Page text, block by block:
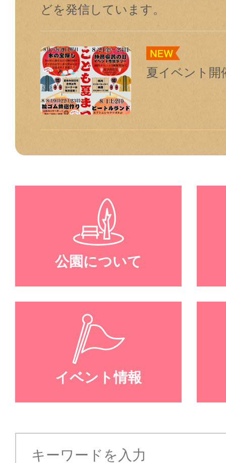
どを発信しています。
夏イベント開
公園について
イベント情報